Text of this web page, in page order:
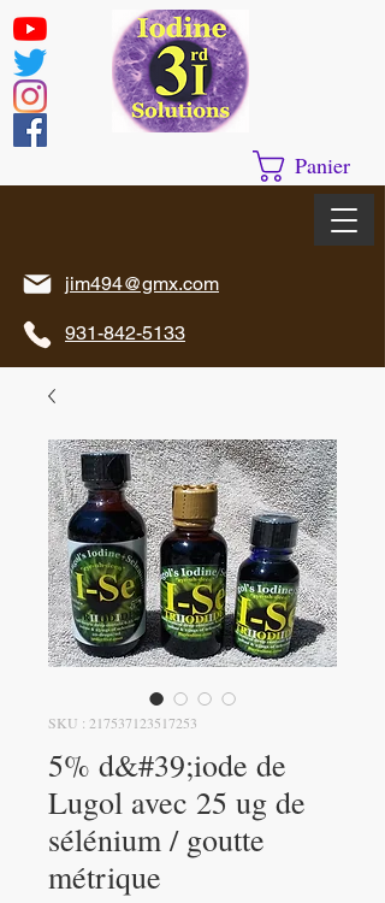
jim494@gmx.com
931-842-5133
Panier
SKU : 217537123517253
5% d&#39;iode de
Lugol avec 25 ug de
sélénium / goutte
métrique